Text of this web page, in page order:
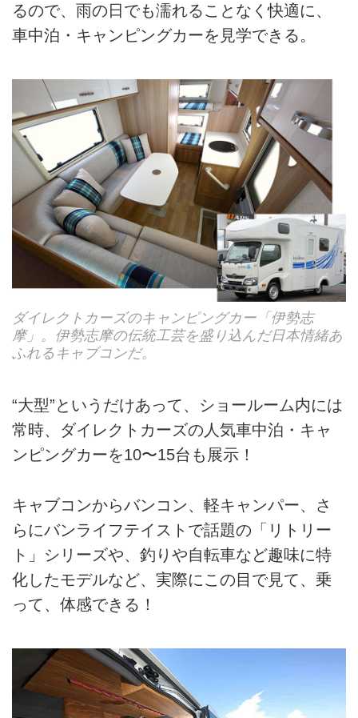
るので、雨の日でも濡れることなく快適に、
車中泊・キャンピングカーを見学できる。
ダイレクトカーズのキャンピングカー「伊勢志
摩」。伊勢志摩の伝統工芸を盛り込んだ日本情緒あ
ふれるキャブコンだ。
“大型”というだけあって、ショールーム内には
常時、ダイレクトカーズの人気車中泊・キャ
ンピングカーを10〜15台も展示！
キャブコンからバンコン、軽キャンパー、さ
らにバンライフテイストで話題の「リトリー
ト」シリーズや、釣りや自転車など趣味に特
化したモデルなど、実際にこの目で見て、乗
って、体感できる！